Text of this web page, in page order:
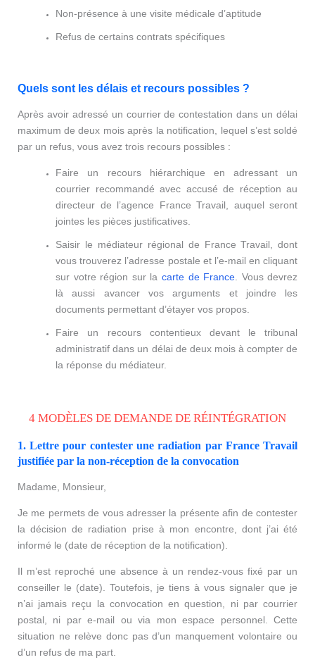
Non-présence à une visite médicale d’aptitude
Refus de certains contrats spécifiques
Quels sont les délais et recours possibles ?
Après avoir adressé un courrier de contestation dans un délai
maximum de deux mois après la notification, lequel s’est soldé
par un refus, vous avez trois recours possibles :
Faire un recours hiérarchique en adressant un
courrier recommandé avec accusé de réception au
directeur de l’agence France Travail, auquel seront
jointes les pièces justificatives.
Saisir le médiateur régional de France Travail, dont
vous trouverez l’adresse postale et l’e-mail en cliquant
sur votre région sur lacarte de France . Vous devrez
là aussi avancer vos arguments et joindre les
documents permettant d’étayer vos propos.
Faire un recours contentieux devant le tribunal
administratif dans un délai de deux mois à compter de
la réponse du médiateur.
4 MODÈLES DE DEMANDE DE RÉINTÉGRATION
1. Lettre pour contester une radiation par France Travail
justifiée par la non-réception de la convocation
Madame, Monsieur,
Je me permets de vous adresser la présente afin de contester
la décision de radiation prise à mon encontre, dont j’ai été
informé le (date de réception de la notification).
Il m’est reproché une absence à un rendez-vous fixé par un
conseiller le (date). Toutefois, je tiens à vous signaler que je
n’ai jamais reçu la convocation en question, ni par courrier
postal, ni par e-mail ou via mon espace personnel. Cette
situation ne relève donc pas d’un manquement volontaire ou
d’un refus de ma part.